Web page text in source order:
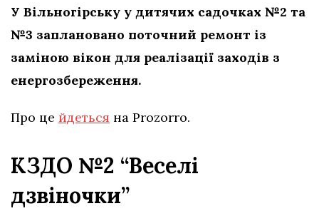
У Вільногірську у дитячих садочках №2 та
№3 заплановано поточний ремонт із
заміною вікон для реалізації заходів з
енергозбереження.
Про це йдеться на Prozorro.
КЗДО №2 “Веселі
дзвіночки”